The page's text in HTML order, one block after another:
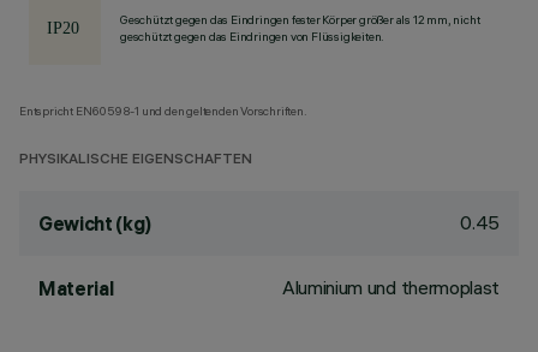
Geschützt gegen das Eindringen fester Körper größer als 12 mm, nicht
geschützt gegen das Eindringen von Flüssigkeiten.
Entspricht EN60598-1 und den geltenden Vorschriften.
PHYSIKALISCHE EIGENSCHAFTEN
Gewicht (kg) 0.45
Material Aluminium und thermoplast